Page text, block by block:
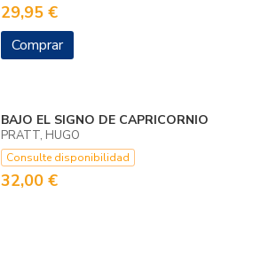
29,95 €
Comprar
BAJO EL SIGNO DE CAPRICORNIO
PRATT, HUGO
Consulte disponibilidad
32,00 €